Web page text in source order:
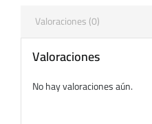
Valoraciones (0)
Valoraciones
No hay valoraciones aún.